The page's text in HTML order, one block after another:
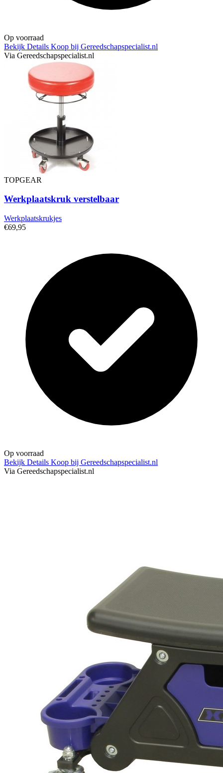
Op voorraad
Bekijk Details Koop bij Gereedschapspecialist.nl
Via Gereedschapspecialist.nl
TOPGEAR
Werkplaatskruk verstelbaar
Werkplaatskrukjes
€69,95
Op voorraad
Bekijk Details Koop bij Gereedschapspecialist.nl
Via Gereedschapspecialist.nl